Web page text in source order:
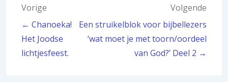
Bericht
navigatie
Vorige
← Chanoeka!
Het Joodse
lichtjesfeest.
Volgende
Een struikelblok voor bijbellezers
‘wat moet je met toorn/oordeel
van God?’ Deel 2 →